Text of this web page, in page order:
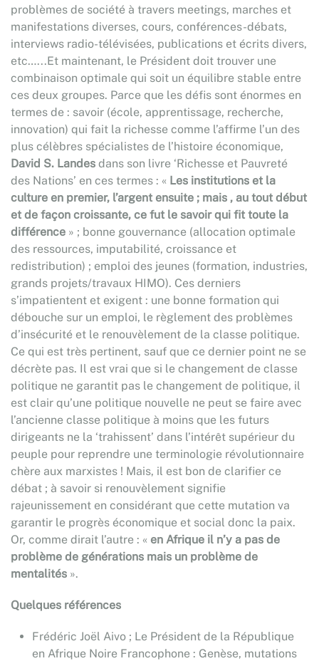
problèmes de société à travers meetings, marches et
manifestations diverses, cours, conférences-débats,
interviews radio-télévisées, publications et écrits divers,
etc…...Et maintenant, le Président doit trouver une
combinaison optimale qui soit un équilibre stable entre
ces deux groupes. Parce que les défis sont énormes en
termes de : savoir (école, apprentissage, recherche,
innovation) qui fait la richesse comme l’affirme l’un des
plus célèbres spécialistes de l’histoire économique,
David S. Landes dans son livre ‘Richesse et Pauvreté
des Nations’ en ces termes : « Les institutions et la
culture en premier, l’argent ensuite ; mais , au tout début
et de façon croissante, ce fut le savoir qui fit toute la
différence » ; bonne gouvernance (allocation optimale
des ressources, imputabilité, croissance et
redistribution) ; emploi des jeunes (formation, industries,
grands projets/travaux HIMO). Ces derniers
s’impatientent et exigent : une bonne formation qui
débouche sur un emploi, le règlement des problèmes
d’insécurité et le renouvèlement de la classe politique.
Ce qui est très pertinent, sauf que ce dernier point ne se
décrète pas. Il est vrai que si le changement de classe
politique ne garantit pas le changement de politique, il
est clair qu’une politique nouvelle ne peut se faire avec
l’ancienne classe politique à moins que les futurs
dirigeants ne la ‘trahissent’ dans l’intérêt supérieur du
peuple pour reprendre une terminologie révolutionnaire
chère aux marxistes ! Mais, il est bon de clarifier ce
débat ; à savoir si renouvèlement signifie
rajeunissement en considérant que cette mutation va
garantir le progrès économique et social donc la paix.
Or, comme dirait l’autre : « en Afrique il n’y a pas de
problème de générations mais un problème de
mentalités ».
Quelques références
Frédéric Joël Aivo ; Le Président de la République
en Afrique Noire Francophone : Genèse, mutations